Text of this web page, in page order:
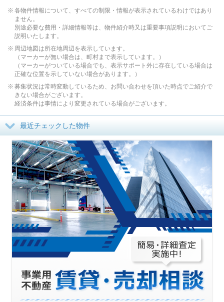
各物件情報について、すべての制限・情報が表示されているわけではあり
ません。
別途必要な費用・詳細情報等は、物件紹介時又は重要事項説明においてご
説明いたします。
周辺地図は所在地周辺を表示しています。
（マーカーが無い場合は、町村まで表示しています。）
（マーカーがついている場合でも、表示サポート外に存在している場合は
正確な位置を示していない場合があります。）
募集状況は常時変動しているため、お問い合わせを頂いた時点でご紹介で
きない場合がございます。
経済条件は事情により変更されている場合がございます。
最近チェックした物件